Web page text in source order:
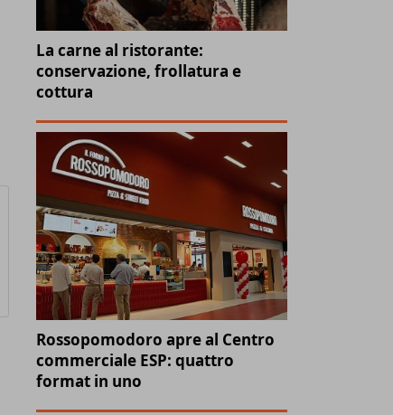
La carne al ristorante:
conservazione, frollatura e
cottura
Rossopomodoro apre al Centro
commerciale ESP: quattro
format in uno